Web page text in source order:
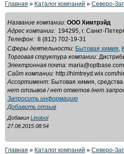
Главная » Каталог компаний » Северо-
Название компании: ООО Химтрэйд
Адрес компании: 194295, г. Санкт-
Телефон: 8 (812) 702-19-31
Сферы деятельности: Бытовая химия,
Торговая структура компании:
Электронная почта: maria@optbase.com
Сайт компании: http://himtreyd.wix.com/
Ассортимент: Бытовая химия,
нет отзывов / нет ответов /нет
Запросить информацию
Добавить отзыв
Добавил Linolool
27.08.2015 08:54
Главная » Каталог компаний » Северо-